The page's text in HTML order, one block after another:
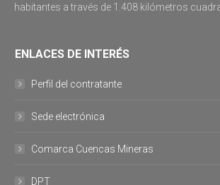
habitantes a través de 1.408 kilómetros
ENLACES DE INTERÉS
Perfil del contratante
Sede electrónica
Comarca Cuencas Mineras
DPT